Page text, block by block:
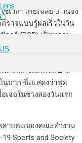
า
เวลาโดยเฉลี่ย 3 วันจึง
รวจแบบรู้ผลเร็วในวัน
าร์ (PCR) เป็นผลลบ
ริมาณท่ีวัดได้ด้วยการ
ดเชื้อได้ก็ตาม และนัก
พร่เชื้อให้แก่คนอื่นใน
นบวก ซึ่งแสดงว่าชุด
เจอในช่วงสองวันแรก
ลายคนของคณะทำงาน
19 Sports and Society